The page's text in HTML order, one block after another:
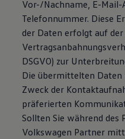
Vor-/Nachname, E-
Telefonnummer. Diese
der Daten erfolgt auf der
DSGVO) zur
Die übermittelten Daten
Zweck der
präferierten
Sollten Sie während des
Volkswagen Partner